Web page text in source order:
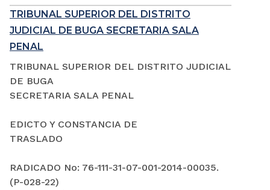
TRIBUNAL SUPERIOR DEL DISTRITO
JUDICIAL DE BUGA SECRETARIA SALA
PENAL
TRIBUNAL SUPERIOR DEL DISTRITO JUDICIAL
DE BUGA
SECRETARIA SALA PENAL
EDICTO Y CONSTANCIA DE
TRASLADO
RADICADO No: 76-111-31-07-001-2014-00035.
(P-028-22)